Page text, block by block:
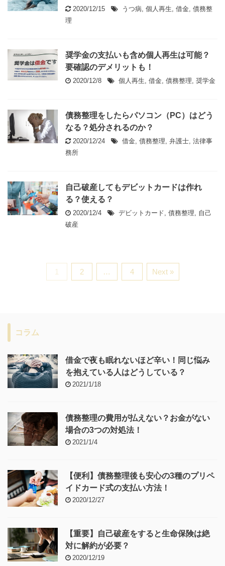
2020/12/15 うつ病, 個人再生, 借金, 債務整
理
奨学金の支払いも含め個人再生は可能？
要確認のデメリットも！
2020/12/8 個人再生, 借金, 債務整理, 奨学金
債務整理をしたらパソコン（PC）はどう
なる？処分されるのか？
2020/12/24 借金, 債務整理, 弁護士, 法律事
務所
自己破産してもデビットカードは作れ
る？使える？
2020/12/4 デビットカード, 債務整理, 自己
破産
1 2 … 4 Next »
コラム
借金で夜も眠れないほど辛い！同じ悩み
を抱えている人はどうしている？
2021/1/18
債務整理の費用が払えない？お金がない
場合の3つの対処法！
2021/1/4
【便利】債務整理後も安心の3種のプリペ
イドカード式の支払い方法！
2020/12/27
【重要】自己破産をすると生命保険は絶
対に解約が必要？
2020/12/19